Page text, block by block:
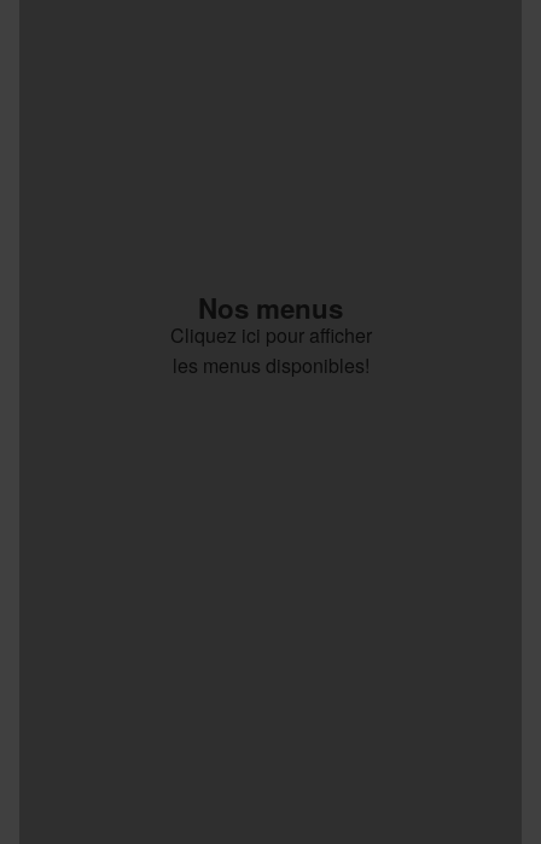
Nos menus
Cliquez ici pour afficher
les menus disponibles!